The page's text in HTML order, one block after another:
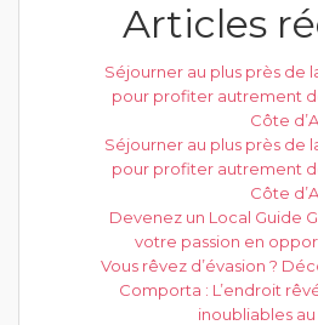
Articles
Séjourner au plus près de
pour profiter autrement
Côte
Séjourner au plus près de
pour profiter autrement
Côte
Devenez un Local Guide
votre passion en
Vous rêvez d’évasion ?
Comporta : L’endroit
inoubliables